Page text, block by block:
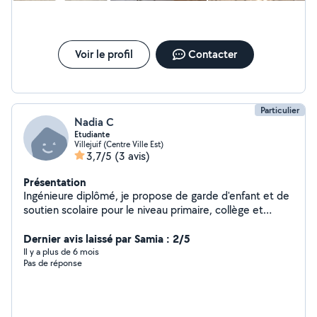
Voir le profil Contacter
Particulier
Nadia C
Etudiante
Villejuif (Centre Ville Est)
3,7/5 (3 avis)
Présentation
Ingénieure diplômé, je propose de garde d'enfant et de
soutien scolaire pour le niveau primaire, collège et
solides bases en mathématiques, en physiques.
N'hésitez pas à me contacter pour discuter des détails.
À bientôt !
Dernier avis laissé par Samia : 2/5
Il y a plus de 6 mois
Pas de réponse